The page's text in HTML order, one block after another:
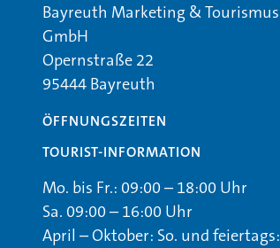
Bayreuth Marketing & Tourismus
GmbH
Opernstraße 22
95444 Bayreuth
ÖFFNUNGSZEITEN
TOURIST-INFORMATION
Mo. bis Fr.: 09:00 – 18:00 Uhr
Sa. 09:00 – 16:00 Uhr
April – Oktober: So. und feiertags: